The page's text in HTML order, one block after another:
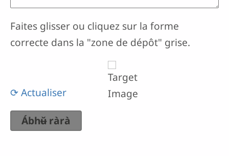
Faites glisser ou cliquez sur la forme
correcte dans la "zone de dépôt" grise.
⟳ Actualiser